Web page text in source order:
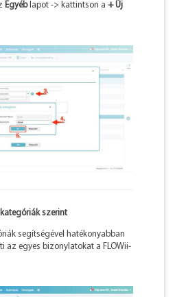
Egyéblapot -> kattintson a + Új
szerint
segítségével hatékonyabban
az egyes bizonylatokat a FLOWii-